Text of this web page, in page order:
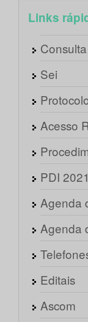
Links
Sei
Acesso
PDI
Agenda
Agenda
Editais
Ascom